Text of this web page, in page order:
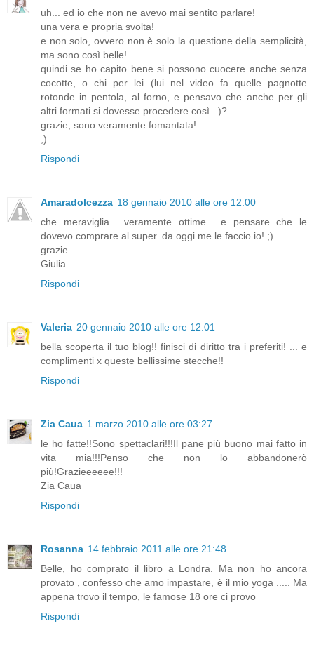
uh... ed io che non ne avevo mai sentito parlare!
una vera e propria svolta!
e non solo, ovvero non è solo la questione della semplicità,
ma sono così belle!
quindi se ho capito bene si possono cuocere anche senza
cocotte, o chi per lei (lui nel video fa quelle pagnotte
rotonde in pentola, al forno, e pensavo che anche per gli
altri formati si dovesse procedere così...)?
grazie, sono veramente fomantata!
;)
Rispondi
Amaradolcezza 18 gennaio 2010 alle ore 12:00
che meraviglia... veramente ottime... e pensare che le
dovevo comprare al super..da oggi me le faccio io! ;)
grazie
Giulia
Rispondi
Valeria 20 gennaio 2010 alle ore 12:01
bella scoperta il tuo blog!! finisci di diritto tra i preferiti! ... e
complimenti x queste bellissime stecche!!
Rispondi
Zia Caua 1 marzo 2010 alle ore 03:27
le ho fatte!!Sono spettaclari!!!Il pane più buono mai fatto in
vita mia!!!Penso che non lo abbandonerò
più!Grazieeeeee!!!
Zia Caua
Rispondi
Rosanna 14 febbraio 2011 alle ore 21:48
Belle, ho comprato il libro a Londra. Ma non ho ancora
provato , confesso che amo impastare, è il mio yoga ..... Ma
appena trovo il tempo, le famose 18 ore ci provo
Rispondi